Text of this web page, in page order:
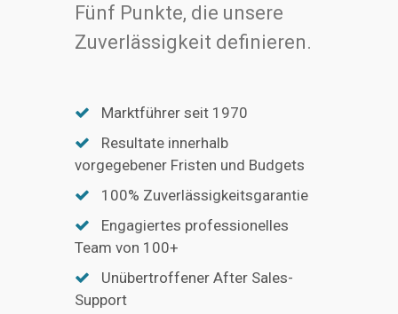
Fünf Punkte, die unsere
Zuverlässigkeit definieren.
Marktführer seit 1970
Resultate innerhalb
vorgegebener Fristen und Budgets
100% Zuverlässigkeitsgarantie
Engagiertes professionelles
Team von 100+
Unübertroffener After Sales-
Support